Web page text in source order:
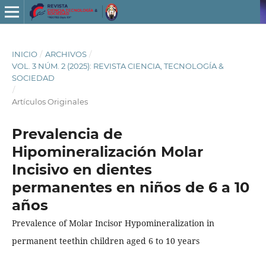
INICIO / ARCHIVOS /
VOL. 3 NÚM. 2 (2025): REVISTA CIENCIA, TECNOLOGÍA &
SOCIEDAD
/
Artículos Originales
Prevalencia de
Hipomineralización Molar
Incisivo en dientes
permanentes en niños de 6 a 10
años
Prevalence of Molar Incisor Hypomineralization in
permanent teethin children aged 6 to 10 years